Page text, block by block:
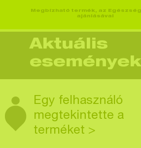
Megbízható termék, az
ajánlásával
Aktuális
események
Egy felhasználó
megtekintette a
terméket >